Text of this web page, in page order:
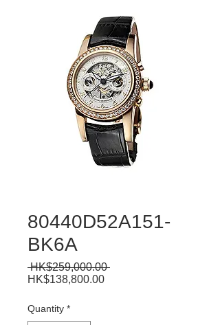
80440D52A151-
BK6A
HK$259,000.00 Regular
HK$138,800.00Sale
Quantity *